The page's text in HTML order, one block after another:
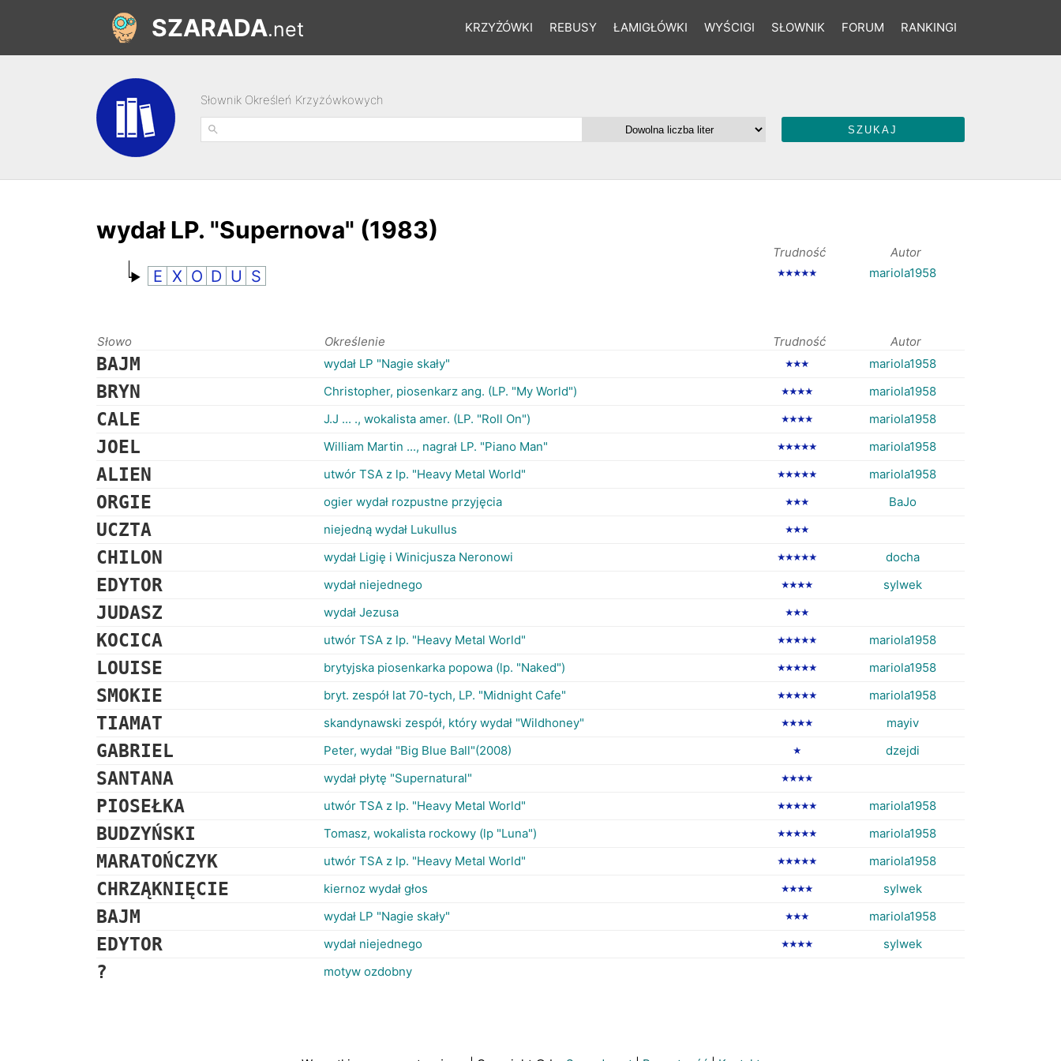
KRZYŻÓWKI REBUSY ŁAMIGŁÓWKI WYŚCIGI SŁOWNIK FORUM RANKINGI
SZARADA.net
Słownik Określeń Krzyżówkowych
wydał LP. "Supernova" (1983)
Trudność Autor
E X O D U S ★★★★★ mariola1958
Słowo Określenie Trudność Autor
BAJM wydał LP "Nagie skały" ★★★ mariola1958
BRYN Christopher, piosenkarz ang. (LP. "My World") ★★★★ mariola1958
CALE J.J ... ., wokalista amer. (LP. "Roll On") ★★★★ mariola1958
JOEL William Martin ..., nagrał LP. "Piano Man" ★★★★★ mariola1958
ALIEN utwór TSA z lp. "Heavy Metal World" ★★★★★ mariola1958
ORGIE ogier wydał rozpustne przyjęcia ★★★ BaJo
UCZTA niejedną wydał Lukullus ★★★
CHILON wydał Ligię i Winicjusza Neronowi ★★★★★ docha
EDYTOR wydał niejednego ★★★★ sylwek
JUDASZ wydał Jezusa ★★★
KOCICA utwór TSA z lp. "Heavy Metal World" ★★★★★ mariola1958
LOUISE brytyjska piosenkarka popowa (lp. "Naked") ★★★★★ mariola1958
SMOKIE bryt. zespół lat 70-tych, LP. "Midnight Cafe" ★★★★★ mariola1958
TIAMAT skandynawski zespół, który wydał "Wildhoney" ★★★★ mayiv
GABRIEL Peter, wydał "Big Blue Ball"(2008) ★ dzejdi
SANTANA wydał płytę "Supernatural" ★★★★
PIOSEŁKA utwór TSA z lp. "Heavy Metal World" ★★★★★ mariola1958
BUDZYŃSKI Tomasz, wokalista rockowy (lp "Luna") ★★★★★ mariola1958
MARATOŃCZYK utwór TSA z lp. "Heavy Metal World" ★★★★★ mariola1958
CHRZĄKNIĘCIE kiernoz wydał głos ★★★★ sylwek
BAJM wydał LP "Nagie skały" ★★★ mariola1958
EDYTOR wydał niejednego ★★★★ sylwek
? motyw ozdobny